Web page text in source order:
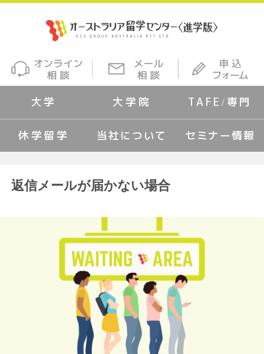
大学 大学院 TAFE/専門
休学留学 当社について セミナー情報
返信メールが届かない場合